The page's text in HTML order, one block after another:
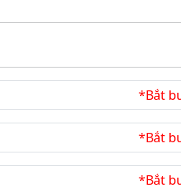
*Bắt
*Bắt
*Bắt